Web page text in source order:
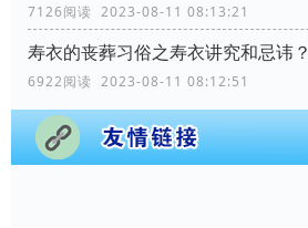
7126阅读 2023-08-11 08:13:21
寿衣的丧葬习俗之寿衣讲究和忌讳？
6922阅读 2023-08-11 08:12:51